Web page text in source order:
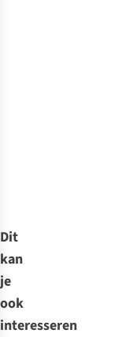
Dit
kan
je
ook
interesseren